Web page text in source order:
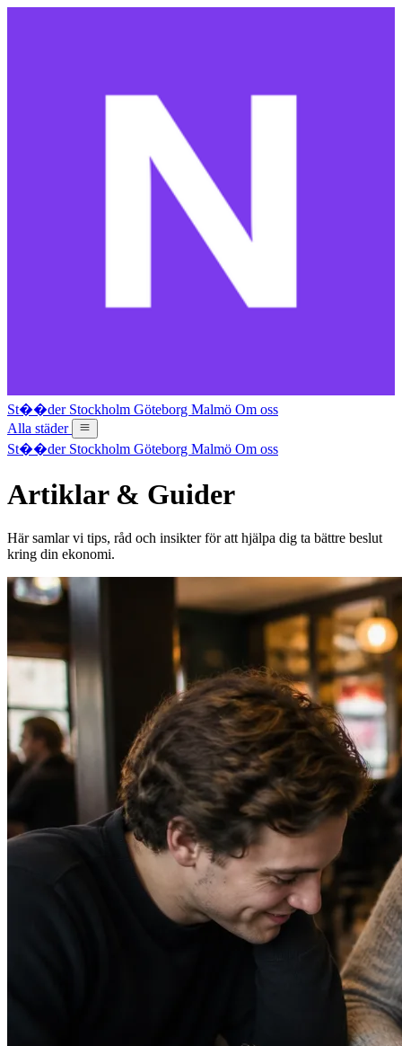
St��der Stockholm Göteborg Malmö Om oss
Alla städer
St��der Stockholm Göteborg Malmö Om oss
Artiklar & Guider
Här samlar vi tips, råd och insikter för att hjälpa dig ta bättre beslut
kring din ekonomi.